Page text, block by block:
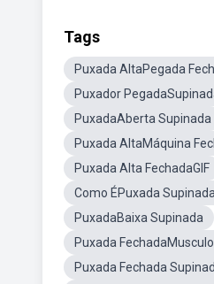
Tags
Puxada AltaPegada
Puxador
PuxadaAberta Supinada
Puxada AltaMáquina
Puxada Alta FechadaGIF
Como ÉPuxada Supinada
PuxadaBaixa Supinada
Puxada
Puxada Fechada